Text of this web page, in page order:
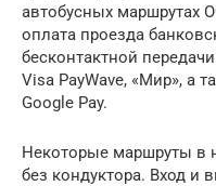
автобусных маршрутах
оплата проезда
бесконтактной
Visa PayWave, «Мир», а
Google Pay.
Некоторые маршруты в
без кондуктора. Вход и